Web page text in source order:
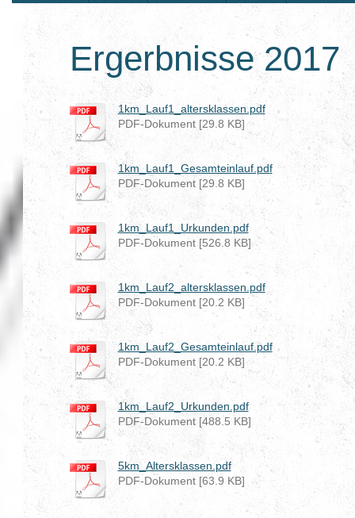
Ergerbnisse 2017
1km_Lauf1_altersklassen.pdf
PDF-Dokument [29.8 KB]
1km_Lauf1_Gesamteinlauf.pdf
PDF-Dokument [29.8 KB]
1km_Lauf1_Urkunden.pdf
PDF-Dokument [526.8 KB]
1km_Lauf2_altersklassen.pdf
PDF-Dokument [20.2 KB]
1km_Lauf2_Gesamteinlauf.pdf
PDF-Dokument [20.2 KB]
1km_Lauf2_Urkunden.pdf
PDF-Dokument [488.5 KB]
5km_Altersklassen.pdf
PDF-Dokument [63.9 KB]